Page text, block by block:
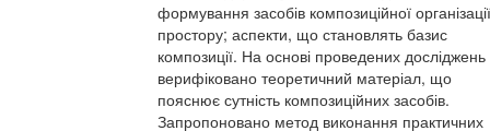
формування засобів композиційної організації
простору; аспекти, що становлять базис
композиції. На основі проведених досліджень
верифіковано теоретичний матеріал, що
пояснює сутність композиційних засобів.
Запропоновано метод виконання практичних